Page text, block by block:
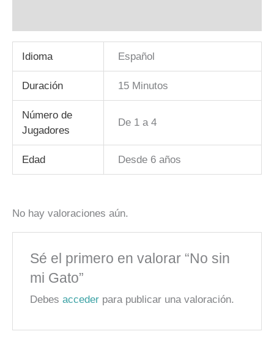
Idioma Español
Duración 15 Minutos
Número de
Jugadores
De 1 a 4
Edad Desde 6 años
No hay valoraciones aún.
Sé el primero en valorar “No sin
mi Gato”
Debesacceder para publicar una valoración.